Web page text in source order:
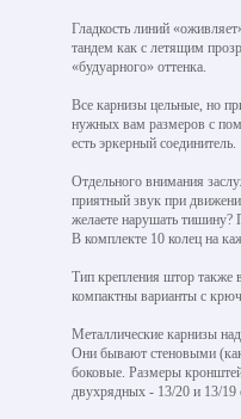
Гладкость линий
тандем как с летящим
«будуарного» оттенка.
Все карнизы цельные, но
нужных вам размеров с
есть эркерный соединитель.
Отдельного внимания
приятный звук при
желаете нарушать тишину?
В комплекте 10 колец на
Тип крепления штор также
компактны варианты с
Металлические карнизы
Они бывают стеновыми
боковые. Размеры
двухрядных - 13/20 и 13/19